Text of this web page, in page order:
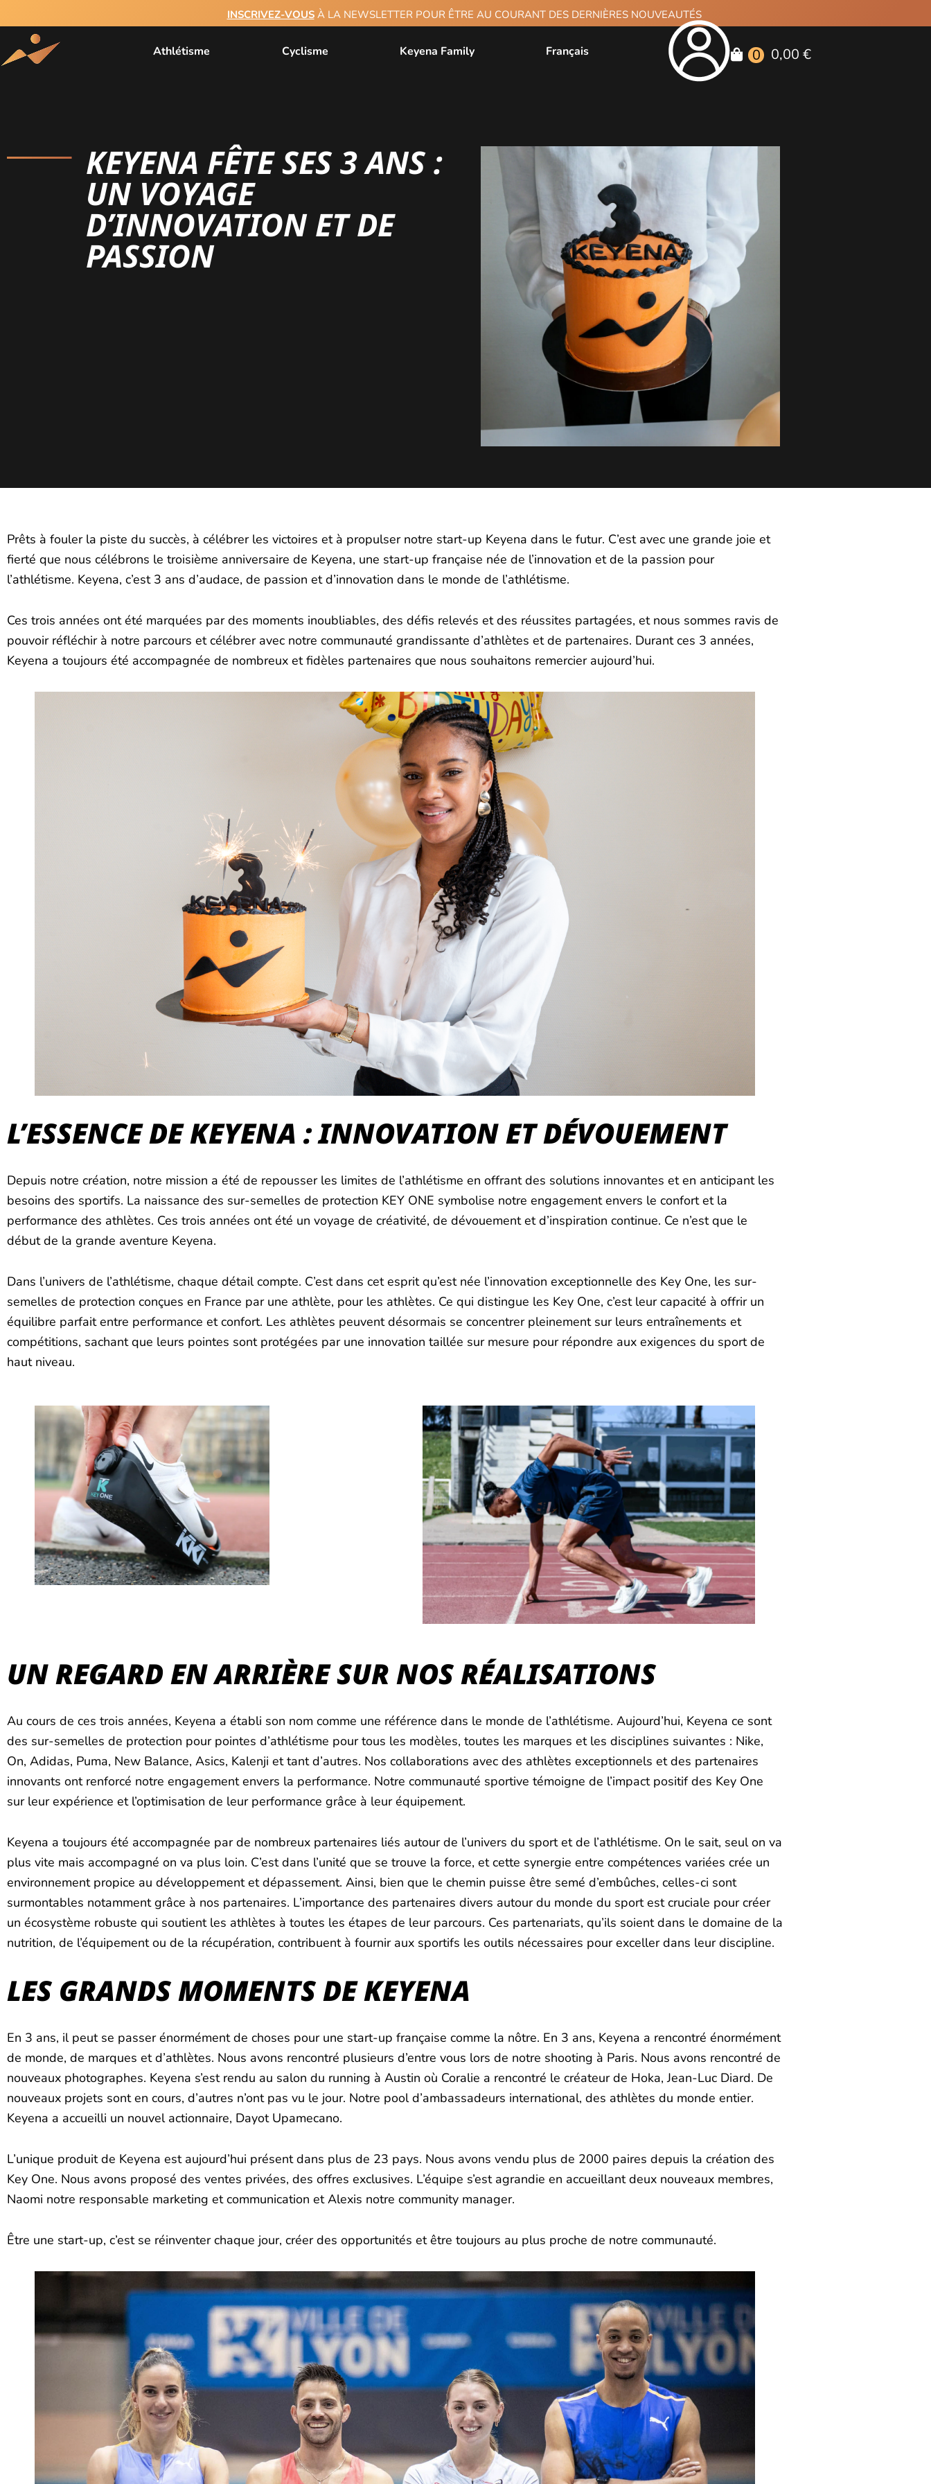
INSCRIVEZ-VOUSÀ LA NEWSLETTER POUR ÊTRE AU COURANT DES DERNIÈRES NOUVEAUTÉS
Athlétisme Cyclisme Keyena Family Français 0 0,00 €
KEYENA FÊTE SES 3 ANS :
UN VOYAGE
D’INNOVATION ET DE
PASSION
Prêts à fouler la piste du succès, à célébrer les victoires et à propulser notre start-up Keyena dans le futur. C’est avec une grande joie et
fierté que nous célébrons le troisième anniversaire de Keyena, une start-up française née de l’innovation et de la passion pour
l’athlétisme. Keyena, c’est 3 ans d’audace, de passion et d’innovation dans le monde de l’athlétisme.
Ces trois années ont été marquées par des moments inoubliables, des défis relevés et des réussites partagées, et nous sommes ravis de
pouvoir réfléchir à notre parcours et célébrer avec notre communauté grandissante d’athlètes et de partenaires. Durant ces 3 années,
Keyena a toujours été accompagnée de nombreux et fidèles partenaires que nous souhaitons remercier aujourd’hui.
L’ESSENCE DE KEYENA : INNOVATION ET DÉVOUEMENT
Depuis notre création, notre mission a été de repousser les limites de l’athlétisme en offrant des solutions innovantes et en anticipant les
besoins des sportifs. La naissance des sur-semelles de protection KEY ONE symbolise notre engagement envers le confort et la
performance des athlètes. Ces trois années ont été un voyage de créativité, de dévouement et d’inspiration continue. Ce n’est que le
début de la grande aventure Keyena.
Dans l’univers de l’athlétisme, chaque détail compte. C’est dans cet esprit qu’est née l’innovation exceptionnelle des Key One, les sur-
semelles de protection conçues en France par une athlète, pour les athlètes. Ce qui distingue les Key One, c’est leur capacité à offrir un
équilibre parfait entre performance et confort. Les athlètes peuvent désormais se concentrer pleinement sur leurs entraînements et
compétitions, sachant que leurs pointes sont protégées par une innovation taillée sur mesure pour répondre aux exigences du sport de
haut niveau.
UN REGARD EN ARRIÈRE SUR NOS RÉALISATIONS
Au cours de ces trois années, Keyena a établi son nom comme une référence dans le monde de l’athlétisme. Aujourd’hui, Keyena ce sont
des sur-semelles de protection pour pointes d’athlétisme pour tous les modèles, toutes les marques et les disciplines suivantes : Nike,
On, Adidas, Puma, New Balance, Asics, Kalenji et tant d’autres. Nos collaborations avec des athlètes exceptionnels et des partenaires
innovants ont renforcé notre engagement envers la performance. Notre communauté sportive témoigne de l’impact positif des Key One
sur leur expérience et l’optimisation de leur performance grâce à leur équipement.
Keyena a toujours été accompagnée par de nombreux partenaires liés autour de l’univers du sport et de l’athlétisme. On le sait, seul on va
plus vite mais accompagné on va plus loin. C’est dans l’unité que se trouve la force, et cette synergie entre compétences variées crée un
environnement propice au développement et dépassement. Ainsi, bien que le chemin puisse être semé d’embûches, celles-ci sont
surmontables notamment grâce à nos partenaires. L’importance des partenaires divers autour du monde du sport est cruciale pour créer
un écosystème robuste qui soutient les athlètes à toutes les étapes de leur parcours. Ces partenariats, qu’ils soient dans le domaine de la
nutrition, de l’équipement ou de la récupération, contribuent à fournir aux sportifs les outils nécessaires pour exceller dans leur discipline.
LES GRANDS MOMENTS DE KEYENA
En 3 ans, il peut se passer énormément de choses pour une start-up française comme la nôtre. En 3 ans, Keyena a rencontré énormément
de monde, de marques et d’athlètes. Nous avons rencontré plusieurs d’entre vous lors de notre shooting à Paris. Nous avons rencontré de
nouveaux photographes. Keyena s’est rendu au salon du running à Austin où Coralie a rencontré le créateur de Hoka, Jean-Luc Diard. De
nouveaux projets sont en cours, d’autres n’ont pas vu le jour. Notre pool d’ambassadeurs international, des athlètes du monde entier.
Keyena a accueilli un nouvel actionnaire, Dayot Upamecano.
L’unique produit de Keyena est aujourd’hui présent dans plus de 23 pays. Nous avons vendu plus de 2000 paires depuis la création des
Key One. Nous avons proposé des ventes privées, des offres exclusives. L’équipe s’est agrandie en accueillant deux nouveaux membres,
Naomi notre responsable marketing et communication et Alexis notre community manager.
Être une start-up, c’est se réinventer chaque jour, créer des opportunités et être toujours au plus proche de notre communauté.